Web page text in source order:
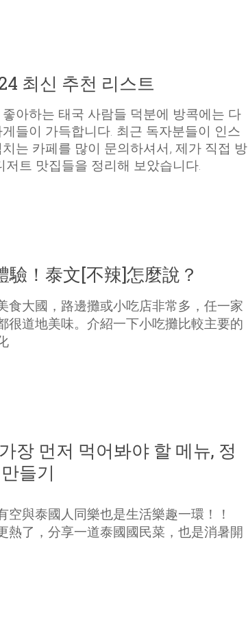
최신 추천 리스트
아하는 태국 사람들 덕분에 방콕에는 다
들이 가득합니다. 최근 독자분들이 인스
는 카페를 많이 문의하셔서, 제가 직접 방
저트 맛집들을 정리해 보았습니다.
驗！泰文[不辣]怎麼說？
食大國，路邊攤或小吃店非常多，任一家
很道地美味。介紹一下小吃攤比較主要的
장 먼저 먹어봐야 할 메뉴, 정
들기
空與泰國人同樂也是生活樂趣一環！！
熱了，分享一道泰國國民菜，也是消暑開